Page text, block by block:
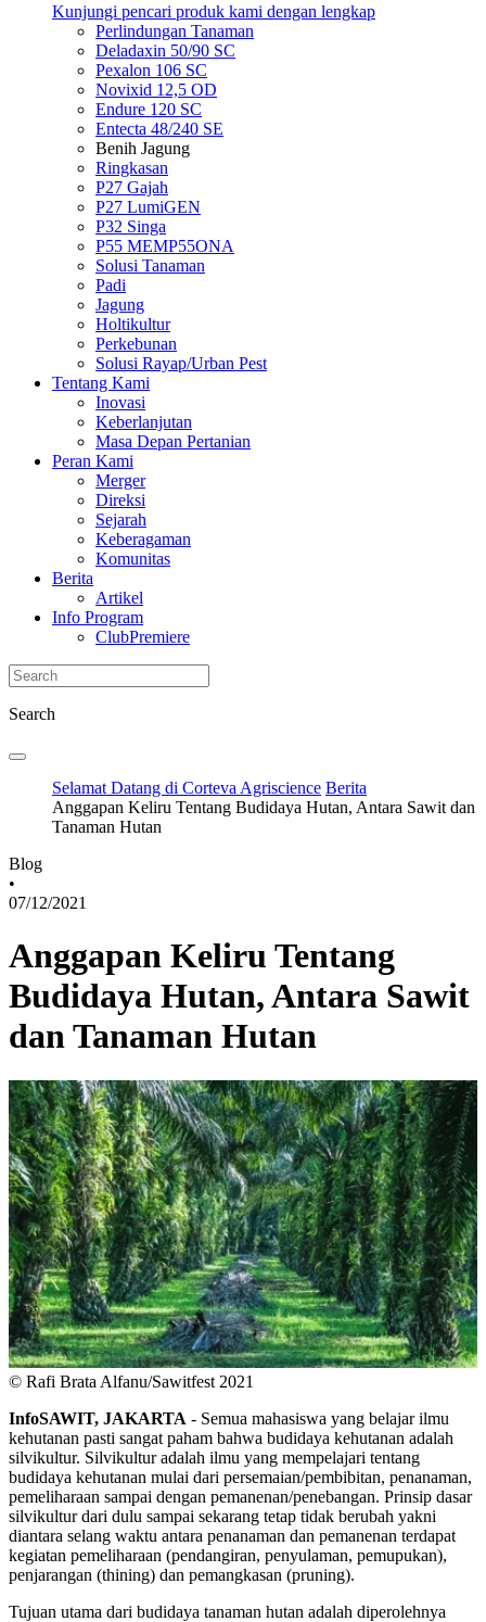
Kunjungi pencari produk kami dengan lengkap
Perlindungan Tanaman
Deladaxin 50/90 SC
Pexalon 106 SC
Novixid 12,5 OD
Endure 120 SC
Entecta 48/240 SE
Benih Jagung
Ringkasan
P27 Gajah
P27 LumiGEN
P32 Singa
P55 MEMP55ONA
Solusi Tanaman
Padi
Jagung
Holtikultur
Perkebunan
Solusi Rayap/Urban Pest
Tentang Kami
Inovasi
Keberlanjutan
Masa Depan Pertanian
Peran Kami
Merger
Direksi
Sejarah
Keberagaman
Komunitas
Berita
Artikel
Info Program
ClubPremiere
Search
Selamat Datang di Corteva Agriscience Berita
Anggapan Keliru Tentang Budidaya Hutan, Antara Sawit dan
Tanaman Hutan
Blog
•
07/12/2021
Anggapan Keliru Tentang
Budidaya Hutan, Antara Sawit
dan Tanaman Hutan
© Rafi Brata Alfanu/Sawitfest 2021
InfoSAWIT, JAKARTA - Semua mahasiswa yang belajar ilmu
kehutanan pasti sangat paham bahwa budidaya kehutanan adalah
silvikultur. Silvikultur adalah ilmu yang mempelajari tentang
budidaya kehutanan mulai dari persemaian/pembibitan, penanaman,
pemeliharaan sampai dengan pemanenan/penebangan. Prinsip dasar
silvikultur dari dulu sampai sekarang tetap tidak berubah yakni
diantara selang waktu antara penanaman dan pemanenan terdapat
kegiatan pemeliharaan (pendangiran, penyulaman, pemupukan),
penjarangan (thining) dan pemangkasan (pruning).
Tujuan utama dari budidaya tanaman hutan adalah diperolehnya